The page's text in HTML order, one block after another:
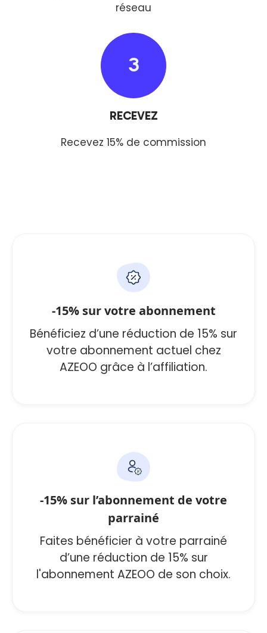
réseau
3
RECEVEZ
Recevez 15% de commission
-15% sur votre abonnement
Bénéficiez d’une réduction de 15% sur
votre abonnement actuel chez
AZEOO grâce à l’affiliation.
-15% sur l’abonnement de votre
parrainé
Faites bénéficier à votre parrainé
d’une réduction de 15% sur
l'abonnement AZEOO de son choix.